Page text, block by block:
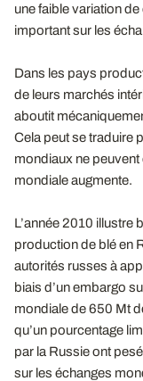
une faible variation
important sur les
Dans les pays
de leurs marchés
aboutit
Cela peut se traduire
mondiaux ne
mondiale augmente.
L’année 2010 illustre
production de blé en
autorités russes à
biais d’un embargo
mondiale de 650 Mt
qu’un pourcentage
par la Russie ont
sur les échanges